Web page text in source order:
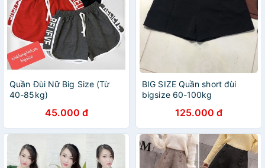
Quần Đùi Nữ Big Size (Từ
40-85kg)
45.000 đ
BIG SIZE Quần short đùi
bigsize 60-100kg
125.000 đ